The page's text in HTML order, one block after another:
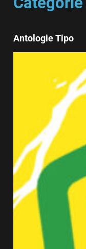
Antologie Tipo